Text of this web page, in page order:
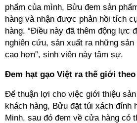
phẩm của mình, Bửu đem sản
hàng và nhận được phản hồi tích
hàng. “Điều này đã thêm động lực
nghiên cứu, sản xuất ra những
cao hơn”, sinh viên này tâm sự.
Đem hạt gạo Việt ra thế giới
Để thuận lợi cho việc giới thiệu
khách hàng, Bửu đặt túi xách đính
Minh, sau đó đem về cửa hàng có